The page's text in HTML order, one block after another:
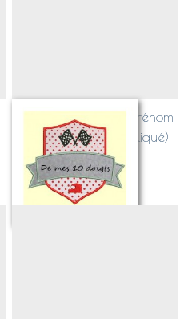
Blason SPORT avec prénom
PILOTE CIRCUIT (appliqué)
Sur demande